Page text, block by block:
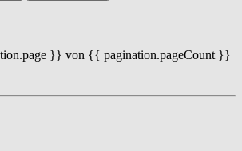
}} von {{ pagination.pageCount }}